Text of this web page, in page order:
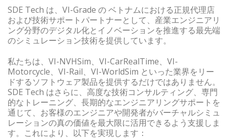
SDE Tech は、VI-Grade の ベトナムにおける正規代理店
および技術サポートパートナーとして、産業エンジニアリ
ング分野のデジタル化とイノベーションを推進する最先端
のシミュレーション技術を提供しています。
私たちは、VI-NVHSim、VI-CarRealTime、VI-
Motorcycle、VI-Rail、VI-WorldSim といった業界をリー
ドするソフトウェア製品を提供するだけではありません。
SDE Tech はさらに、高度な技術コンサルティング、専門
的なトレーニング、長期的なエンジニアリングサポートを
通じて、お客様のエンジニアや開発者がバーチャルシミュ
レーションの真の価値を最大限に活用できるよう支援しま
す。これにより、以下を実現します：